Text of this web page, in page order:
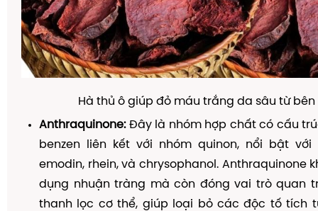
Hà thủ ô giúp đỏ máu trắng da sâu từ bên
Anthraquinone:Đây là nhóm hợp chất có cấu
benzen liên kết với nhóm quinon, nổi bật
emodin, rhein, và chrysophanol. Anthraquinone
dụng nhuận tràng mà còn đóng vai trò quan
thanh lọc cơ thể, giúp loại bỏ các độc tố tích